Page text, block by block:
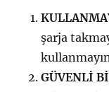
şarja
GÜVENLİ